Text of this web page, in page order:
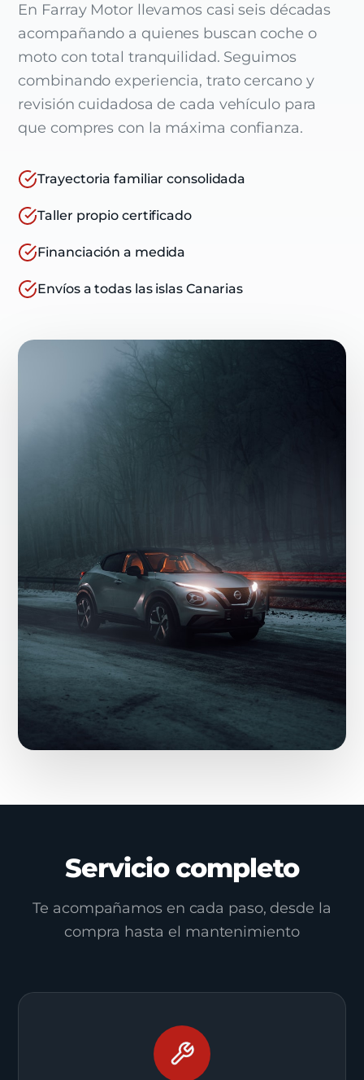
En Farray Motor llevamos casi seis décadas
acompañando a quienes buscan coche o
moto con total tranquilidad. Seguimos
combinando experiencia, trato cercano y
revisión cuidadosa de cada vehículo para
que compres con la máxima confianza.
Trayectoria familiar consolidada
Taller propio certificado
Financiación a medida
Envíos a todas las islas Canarias
Servicio completo
Te acompañamos en cada paso, desde la
compra hasta el mantenimiento